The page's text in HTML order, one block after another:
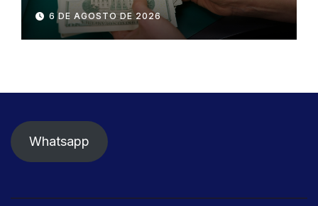
billetera
6 DE AGOSTO DE 2026
Whatsapp